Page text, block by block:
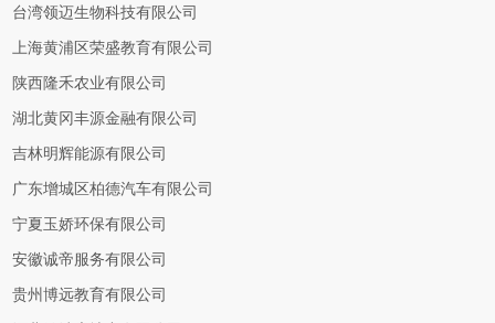
台湾领迈生物科技有限公司
上海黄浦区荣盛教育有限公司
陕西隆禾农业有限公司
湖北黄冈丰源金融有限公司
吉林明辉能源有限公司
广东增城区柏德汽车有限公司
宁夏玉娇环保有限公司
安徽诚帝服务有限公司
贵州博远教育有限公司